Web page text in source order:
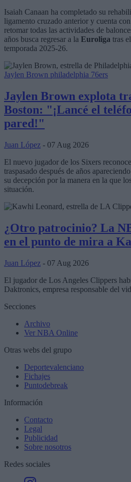
Isaiah Canaan ha completado su
ligamento cruzado anterior y cuenta
retomar todas las actividades de
años busca regresar a la Euroliga tras
temporada 2025-26.
Jaylen Brown philadelphia 76ers
Jaylen Brown explota
Boston: "¡Lancé el
pared!"
Juan López - 07 Aug 2026
El nuevo jugador de los Sixers
traspasado después de años
su decepción por la manera en la que
situación.
¿Otro patrocinio? La
en el punto de mira a
Juan López - 07 Aug 2026
El jugador de Los Angeles Clippers
Daktronics, empresa responsable del
Secciones
Archivo
Ver NBA Online
Otras webs del grupo
Deportevalenciano
Fichajes
Puntodebreak
Información
Contacto
Legal
Publicidad
Sobre nosotros
Redes sociales